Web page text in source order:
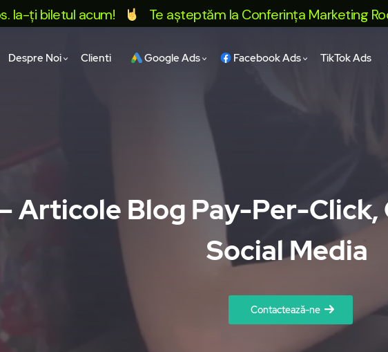
biletul acum! Te așteptăm la Conferința Marketing
Despre Noi Clienti Google Ads Facebook Ads TikTok Ads
Articole Blog Pay-Per-Click,
Social Media
Contactează-ne